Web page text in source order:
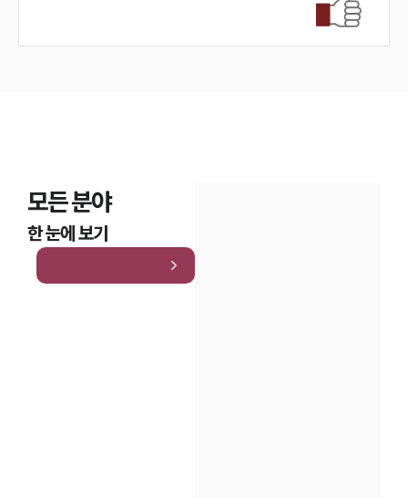
모든 분야
한 눈에 보기